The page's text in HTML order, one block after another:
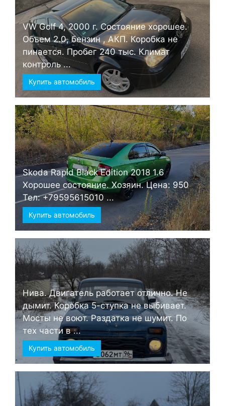
VW Golf 4, 2000 г. Состояние хорошее.
Объем 2.0, бензин , АКП. Коробка не
пинается. Пробег 240 тыс. Климат
контроль ...
Купить автомобиль
Skoda Rapid Black Edition 2018 1.6
Хорошее состояние. Хозяин. Цена: 950
Тел: +79595615010 ...
Купить автомобиль
Нива. Двигатель работает отлично. Не
дымит. Коробка 5-ступка не выбивает.
Мосты не воют. Раздатка не шумит. По
тех части в ...
Купить автомобиль